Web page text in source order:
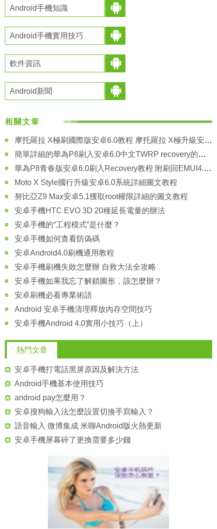
Android手機知識
Android手機實用技巧
軟件資訊
Android新聞
相關文章
摩托羅拉 X極刷國際版安卓6.0教程 摩托羅拉 X極升級安卓6.0方法
簡單詳細的華為P8刷入安卓6.0中文TWRP recovery的圖文教程
華為P8青春版安卓6.0刷入Recovery教程 附刷回EMUI4.0官方Recovery
Moto X Style國行升級安卓6.0系統詳細圖文教程
努比亞Z9 Max安卓5.1獲取root權限詳細的圖文教程
安卓手機HTC EVO 3D 20種延長電量的辦法
安卓手機的“工程模式”是什麼？
安卓手機如何查看防偽碼
安卓Android4.0刷機通用教程
安卓手機刷機失敗怎麼辦 自救大法全攻略
安卓手機如果我忘了解鎖圖形，該怎麼辦？
安卓刷機必看專業術語
Android 安卓手機清理釋放內存空間技巧
安卓手機Android 4.0實用小技巧（上）
熱門文章
安卓手機打電話黑屏原因及解決方法
Android手機基本使用技巧
android pay怎麼用？
安卓搜狗輸入法怎麼設置切換手寫輸入？
語音輸入 微博集成 米聊Android版火熱更新
安卓手機屏幕碎了更換需要多少錢